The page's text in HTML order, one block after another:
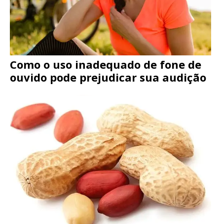
Como o uso inadequado de fone de
ouvido pode prejudicar sua audição